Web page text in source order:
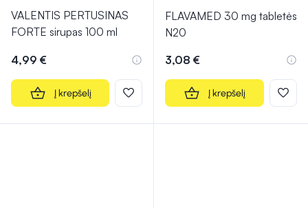
VALENTIS PERTUSINAS
FORTE sirupas 100 ml
4,99 €
Į krepšelį
FLAVAMED 30 mg tabletės
N20
3,08 €
Į krepšelį